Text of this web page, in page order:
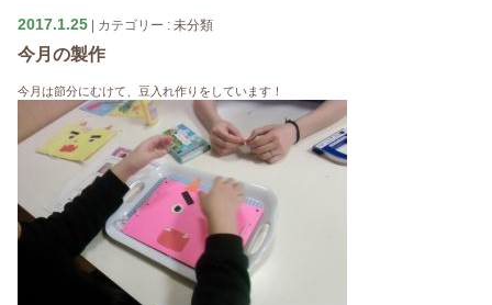
2017.1.25 カテゴリー : 未分類
今月の製作
今月は節分にむけて、豆入れ作りをしています！